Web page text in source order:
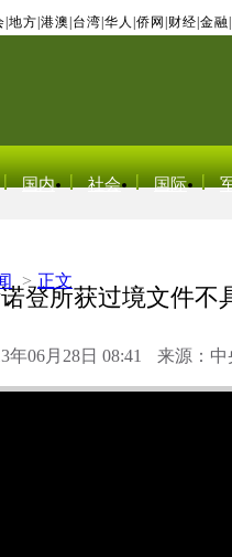
地方 港澳 台湾 华人 侨网 财经 金融
国内 社会 国际
> 正文
登所获过境文件不
年06月28日 08:41 来源：中